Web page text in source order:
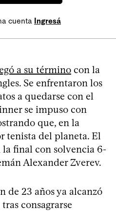
cuenta Ingresá
a su término con la
Se enfrentaron los
a quedarse con el
se impuso con
que, en la
tenista del planeta. El
final con solvencia 6-
Alexander Zverev.
de 23 años ya alcanzó
consagrarse